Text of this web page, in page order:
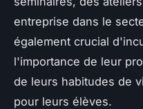
entreprise dans le
également crucial
l'importance de leur
de leurs habitudes de
pour leurs élèves.